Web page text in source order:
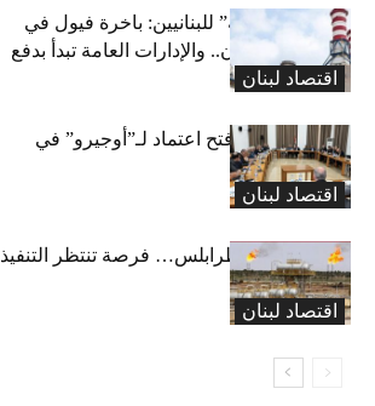
اقتصاد لبنان
بشرى “كهربائية” للبنانيين: باخرة فيول في
طريقها إلى لبنان.. والإدارات العامة تبدأ بدفع
متوجباتها
اقتصاد لبنان
لجنة المال تقرّ فتح اعتماد لـ”أوجيرو” في
موازنة 2026
اقتصاد لبنان
خط كركوك – طرابلس… فرصة تنتظر التنفيذ